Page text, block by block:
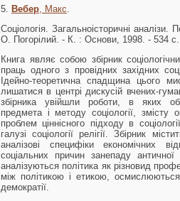
5. Вебер, Макс.
Соціологія. Загальноісторичні
О. Погорілий. - К. : Основи, 1998. - 534 с.
Книга являє собою збірник
праць одного з провідних західних
Ідейно-теоретична спадщина цього
лишатися в цент­рі дискусій вчених-
збірника увійшли роботи, в яких
предмета і методу соціології, змісту
проблем ціннісного підходу в
галузі соціології релігії. Збірник
аналізові специ­фіки економічних
соціальних причин занепаду
аналізуються політика як різно­вид
між по­літикою і етикою, осмислюються
демократії.